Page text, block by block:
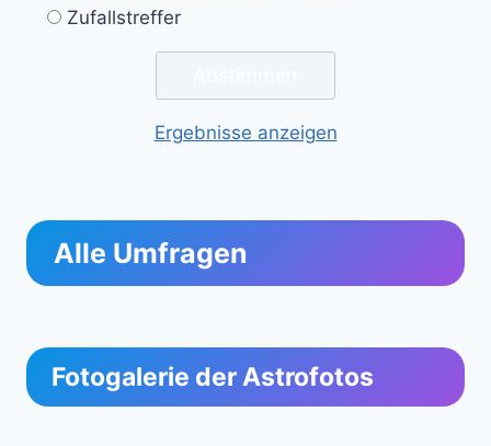
Zufallstreffer
Ergebnisse anzeigen
Alle Umfragen
Fotogalerie der Astrofotos